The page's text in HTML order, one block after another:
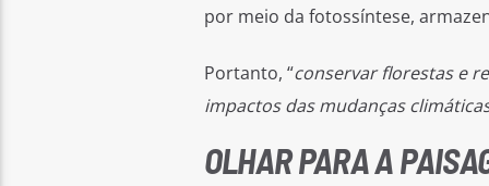
por meio da fotossíntese,
Portanto, “conservar florestas e
impactos das mudanças
OLHAR PARA A